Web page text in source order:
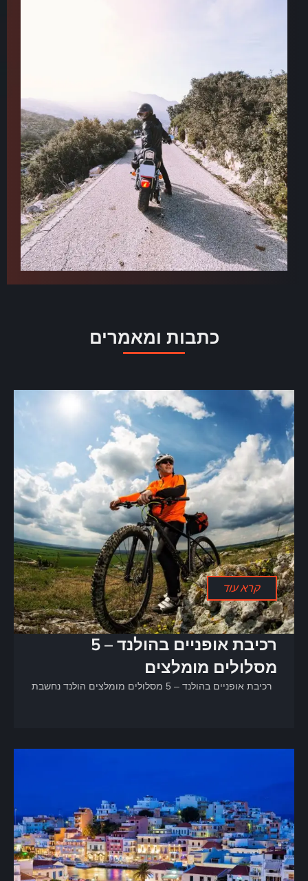
כתבות ומאמרים
קרא עוד
רכיבת אופניים בהולנד – 5
מסלולים מומלצים
רכיבת אופניים בהולנד – 5 מסלולים מומלצים הולנד נחשבת